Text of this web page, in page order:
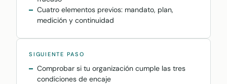
Cuatro elementos previos: mandato, plan,
medición y continuidad
SIGUIENTE PASO
Comprobar si tu organización cumple las tres
condiciones de encaje